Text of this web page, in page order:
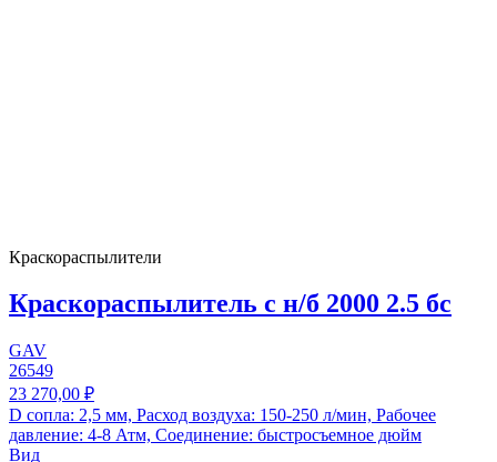
Краскораспылители
Краскораспылитель с н/б 2000 2.5 бс
GAV
26549
23 270,00 ₽
D сопла: 2,5 мм, Расход воздуха: 150-250 л/мин, Рабочее
давление: 4-8 Атм, Соединение: быстросъемное дюйм
Вид